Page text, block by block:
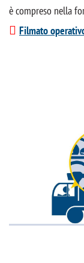
è compreso nella
Filmato